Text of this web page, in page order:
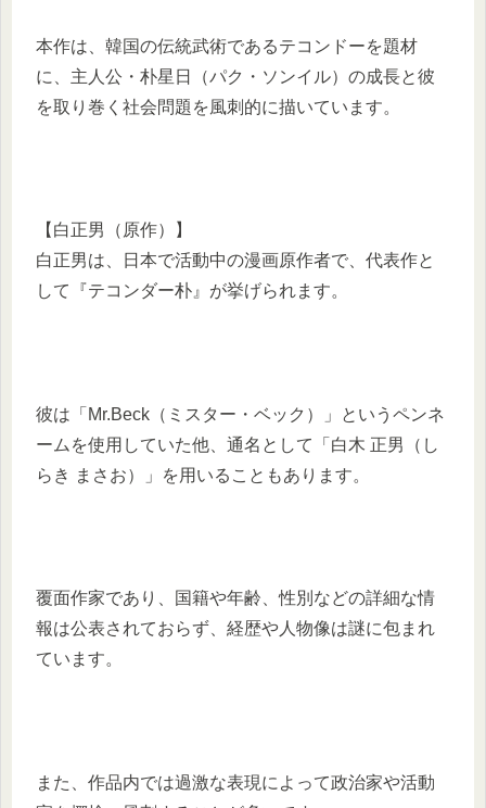
本作は、韓国の伝統武術であるテコンドーを題材
に、主人公・朴星日（パク・ソンイル）の成長と彼
を取り巻く社会問題を風刺的に描いています。
【白正男（原作）】
白正男は、日本で活動中の漫画原作者で、代表作と
して『テコンダー朴』が挙げられます。
彼は「Mr.Beck（ミスター・ベック）」というペンネ
ームを使用していた他、通名として「白木 正男（し
らき まさお）」を用いることもあります。
覆面作家であり、国籍や年齢、性別などの詳細な情
報は公表されておらず、経歴や人物像は謎に包まれ
ています。
また、作品内では過激な表現によって政治家や活動